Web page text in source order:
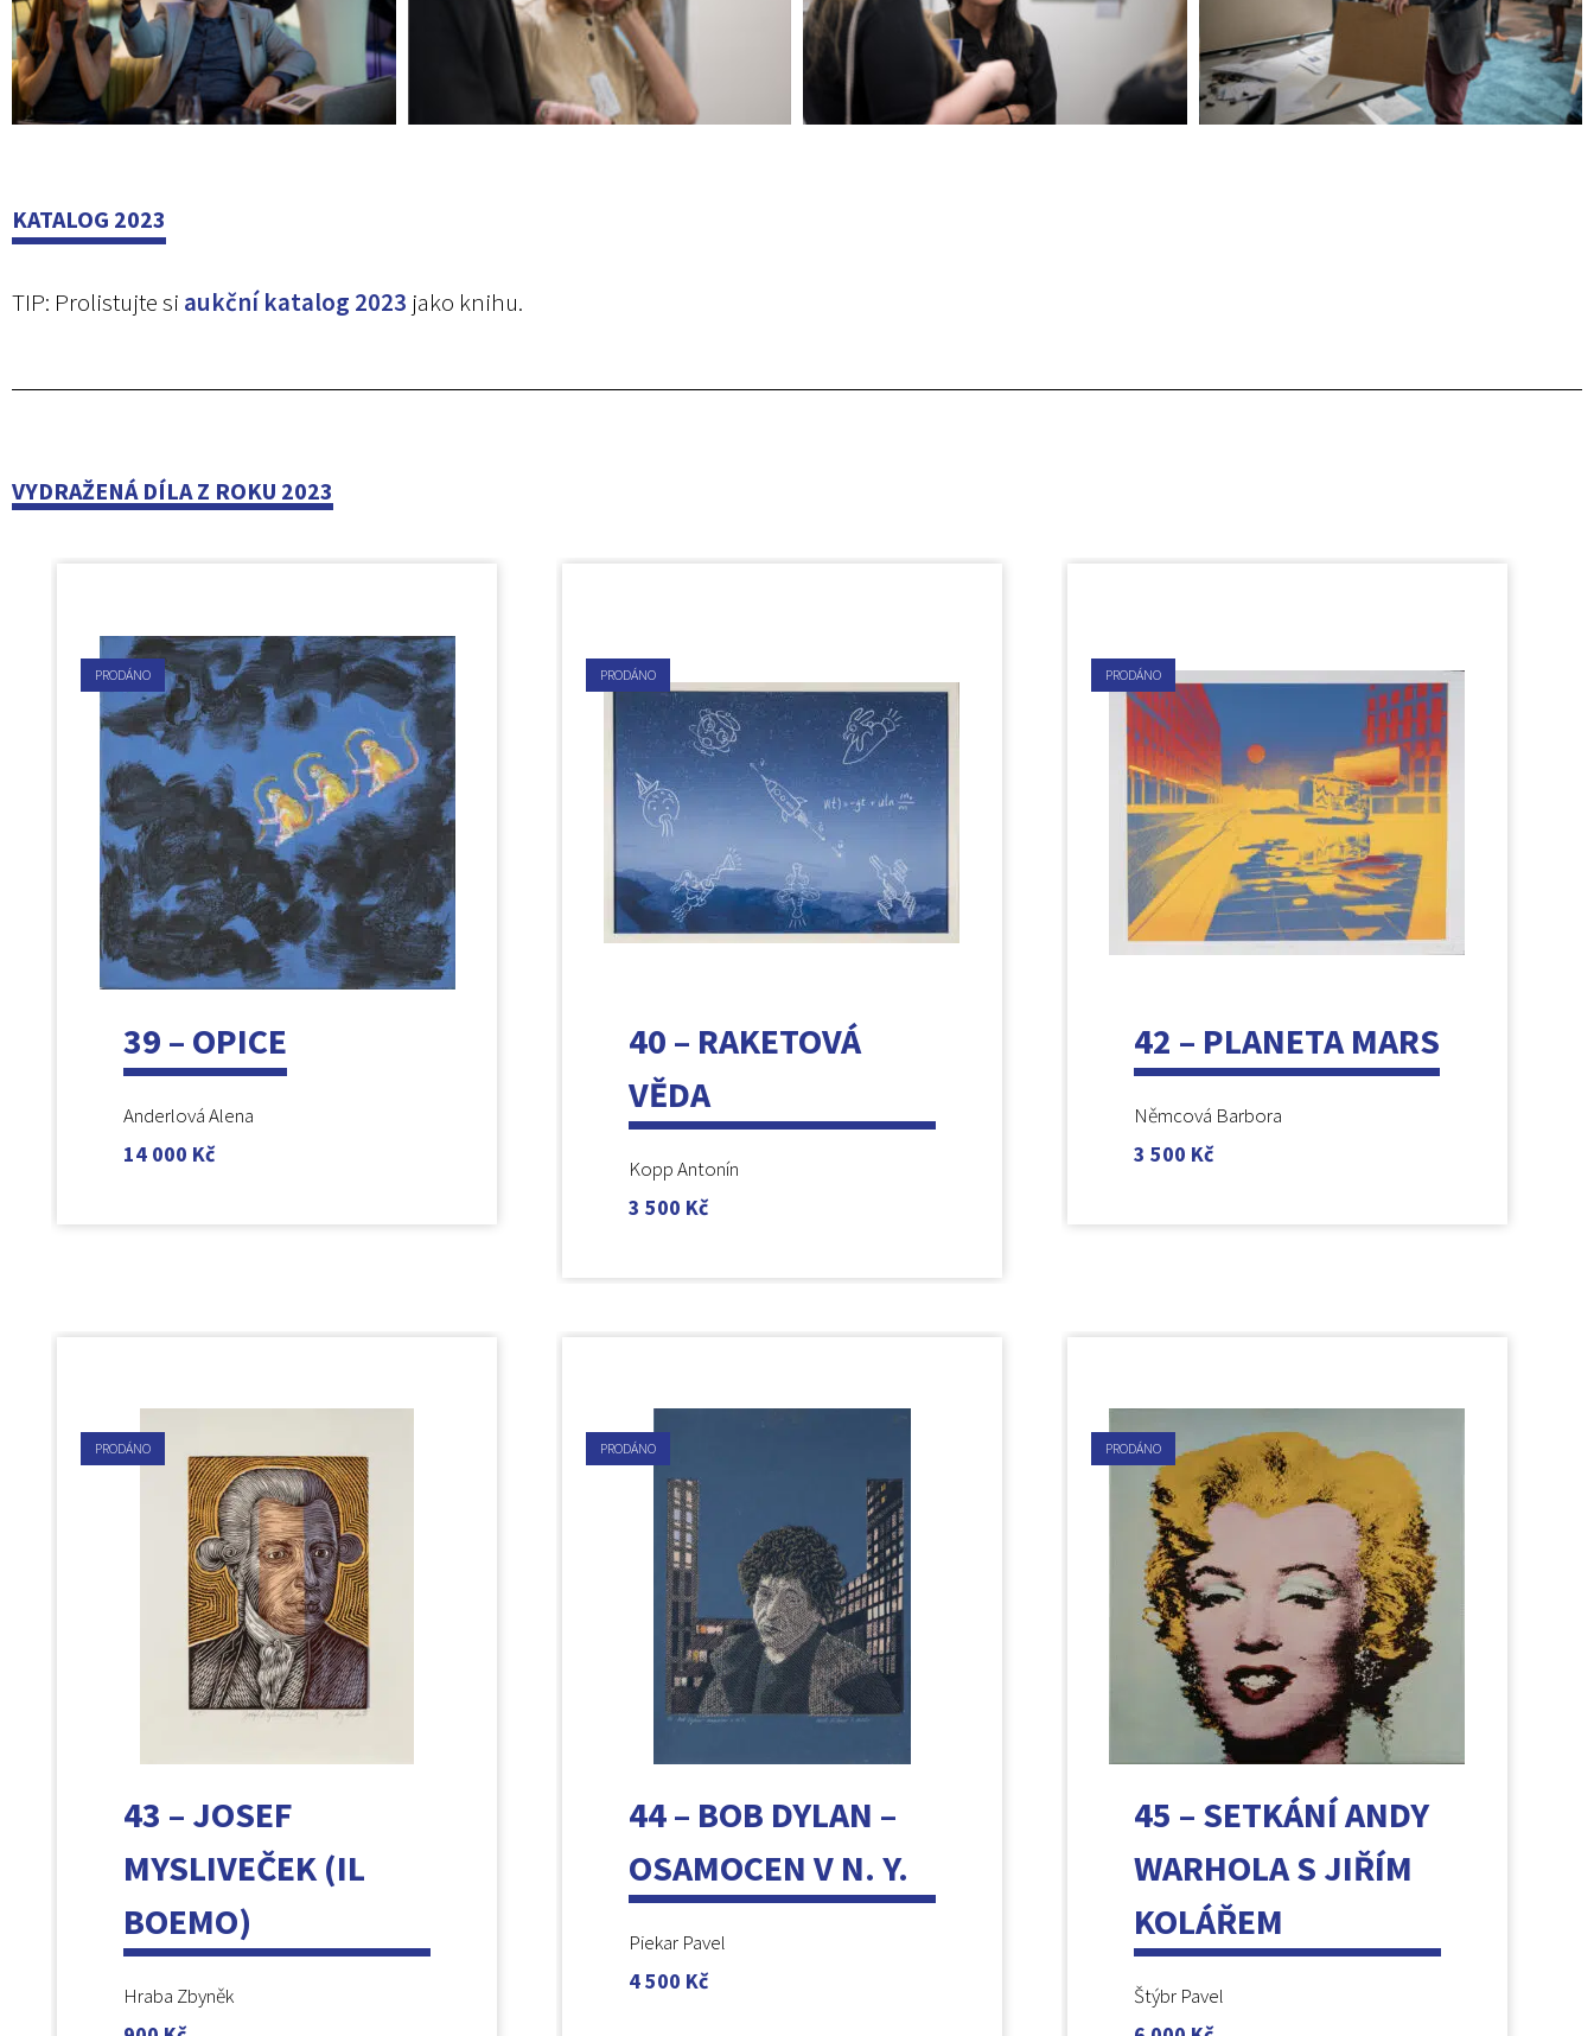
KATALOG 2023
TIP: Prolistujte si aukční katalog 2023 jako knihu.
VYDRAŽENÁ DÍLA Z ROKU 2023
PRODÁNO
39 – OPICE
Anderlová Alena
14 000 Kč
PRODÁNO
40 – RAKETOVÁ
VĚDA
Kopp Antonín
3 500 Kč
PRODÁNO
42 – PLANETA MARS
Němcová Barbora
3 500 Kč
PRODÁNO
43 – JOSEF
MYSLIVEČEK (IL
BOEMO)
Hraba Zbyněk
PRODÁNO
44 – BOB DYLAN –
OSAMOCEN V N. Y.
Piekar Pavel
4 500 Kč
PRODÁNO
45 – SETKÁNÍ ANDY
WARHOLA S JIŘÍM
KOLÁŘEM
Štýbr Pavel